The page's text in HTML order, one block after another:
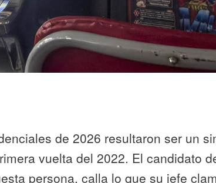
de 2026 resultaron ser un
vuelta del 2022. El candidato
persona, calla lo que su jefe